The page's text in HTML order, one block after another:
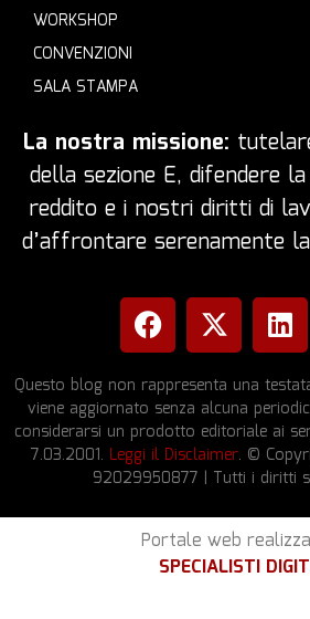
WORKSHOP
CONVENZIONI
SALA STAMPA
La nostra missione:
della sezione E, difendere
reddito e i nostri diritti di
d’affrontare serenamente
Questo blog non rappresenta una
viene aggiornato senza alcuna
considerarsi un prodotto editoriale ai
7.03.2001. Leggi il Disclaimer. ©
92029950877 | Tutti i diritti
Portale web
SPECIALISTI